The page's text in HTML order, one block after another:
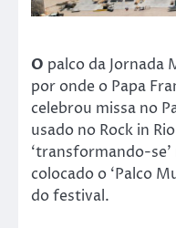
O palco da Jornada
por onde o Papa
celebrou missa no
usado no Rock in
‘transformando-se’
colocado o ‘Palco
do festival.